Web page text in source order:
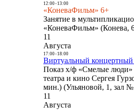
12:00- 13:00
«КоневаФильм» 6+
Занятие в
«КоневаФильм» (Конева,
11
Августа
17:00- 18:00
Виртуальный концертный
Показ х/ф «Смелые люди»
театра и кино Сергея
мин.) (Ульяновой, 1, зал
11
Августа